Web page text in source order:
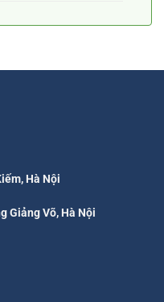
Hà Nội
Giảng Võ, Hà Nội